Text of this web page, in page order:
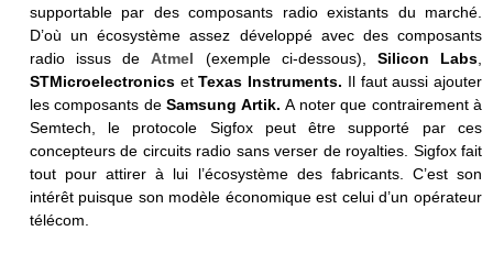
supportable par des composants radio existants du marché.
D’où un écosystème assez développé avec des composants
radio issus deAtmel (exemple ci-dessous), Silicon Labs,
STMicroelectronics etTexas Instruments. Il faut aussi ajouter
les composants deSamsung Artik.A noter que contrairement à
Semtech, le protocole Sigfox peut être supporté par ces
concepteurs de circuits radio sans verser de royalties. Sigfox fait
tout pour attirer à lui l’écosystème des fabricants. C’est son
intérêt puisque son modèle économique est celui d’un opérateur
télécom.